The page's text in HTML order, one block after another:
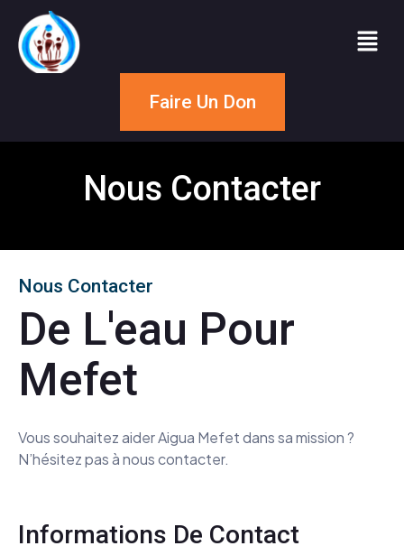
Faire Un Don
Nous Contacter
Nous Contacter
De L'eau Pour
Mefet
Vous souhaitez aider Aigua Mefet dans sa mission ?
N’hésitez pas à nous contacter.
Informations De Contact